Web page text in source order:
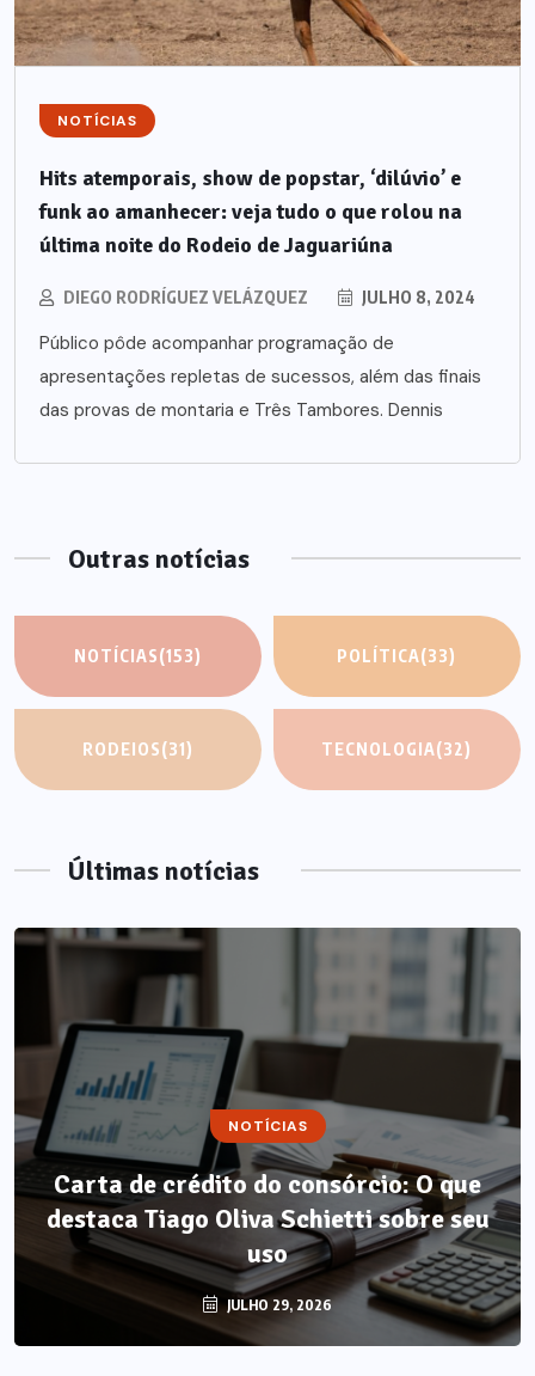
NOTÍCIAS
Hits atemporais, show de popstar, ‘dilúvio’ e
funk ao amanhecer: veja tudo o que rolou na
última noite do Rodeio de Jaguariúna
DIEGO RODRÍGUEZ VELÁZQUEZ JULHO 8, 2024
Público pôde acompanhar programação de
apresentações repletas de sucessos, além das finais
das provas de montaria e Três Tambores. Dennis
Outras notícias
NOTÍCIAS(153) POLÍTICA(33)
RODEIOS(31) TECNOLOGIA(32)
Últimas notícias
NOTÍCIAS
Carta de crédito do consórcio: O que
destaca Tiago Oliva Schietti sobre seu
uso
JULHO 29, 2026